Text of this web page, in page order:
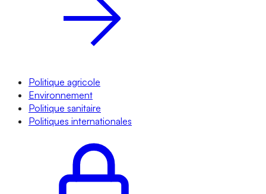
Politique agricole
Environnement
Politique sanitaire
Politiques internationales